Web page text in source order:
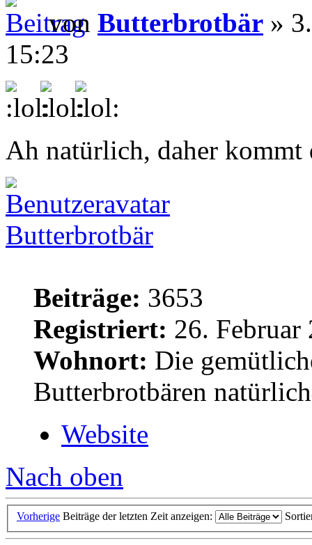
von Butterbrotbär »
15:23
Ah natürlich, daher
Butterbrotbär
Beiträge: 3653
Registriert: 26. Februar
Wohnort: Die
Butterbrotbären
Website
Nach oben
Vorherige Beiträge der letzten Zeit anzeigen: